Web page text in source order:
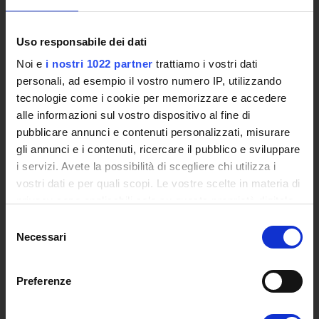
Uso responsabile dei dati
Noi e i nostri 1022 partner trattiamo i vostri dati
personali, ad esempio il vostro numero IP, utilizzando
tecnologie come i cookie per memorizzare e accedere
alle informazioni sul vostro dispositivo al fine di
pubblicare annunci e contenuti personalizzati, misurare
gli annunci e i contenuti, ricercare il pubblico e sviluppare
i servizi. Avete la possibilità di scegliere chi utilizza i
vostri dati e per quali scopi. Le vostre scelte in materia di
modificare o revocare il proprio consenso in qualsiasi
momento dalla Dichiarazione sui cookie o facendo clic
delNecessari
Preferenze
The eLearning infrastructure
Events
Institutional websites and interacademic projects
Access to the Database of the Online Student Services
Certified E-mail
Rector Inbox
TEACHING
Degree Courses
Advanced training courses
Qualifying educational programs for initial teacher training,
Mondo Scuola post graduate training and qualifying